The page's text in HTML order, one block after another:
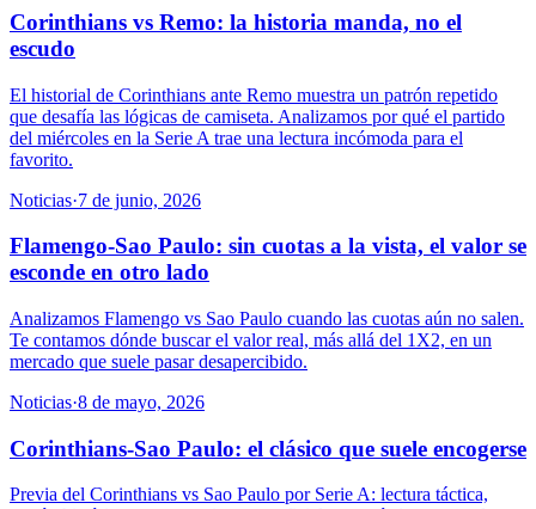
Corinthians vs Remo: la historia manda, no el
escudo
El historial de Corinthians ante Remo muestra un patrón repetido
que desafía las lógicas de camiseta. Analizamos por qué el partido
del miércoles en la Serie A trae una lectura incómoda para el
favorito.
Noticias·7 de junio, 2026
Flamengo-Sao Paulo: sin cuotas a la vista, el valor se
esconde en otro lado
Analizamos Flamengo vs Sao Paulo cuando las cuotas aún no salen.
Te contamos dónde buscar el valor real, más allá del 1X2, en un
mercado que suele pasar desapercibido.
Noticias·8 de mayo, 2026
Corinthians-Sao Paulo: el clásico que suele encogerse
Previa del Corinthians vs Sao Paulo por Serie A: lectura táctica,